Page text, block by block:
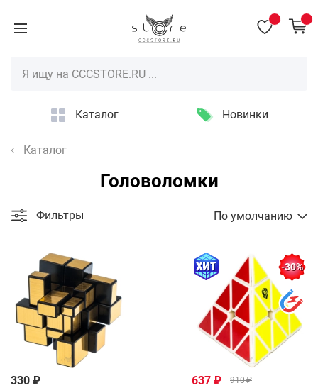
Каталог Новинки
Каталог
Головоломки
Фильтры По умолчанию
330 ₽
-30%
637 ₽ 910 ₽